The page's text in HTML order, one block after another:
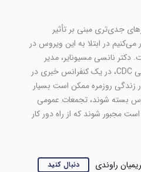
جدی‌تری مبنی بر تأثیر
در ابتلا به این ویروس در
دکتر نانسی مسیونایر، مدیر
مرکز ملی ایمنی سازی و تنفسی CDC، در یک کنفرانس خبری در
زندگی روزمره ممکن است بسیار
بسته شوند، تجمعات عمومی
مجبور شوند که از راه دور کار
راوندی دنبال کنید